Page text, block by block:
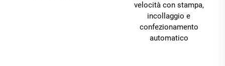
velocità con stampa,
incollaggio e
confezionamento
automatico